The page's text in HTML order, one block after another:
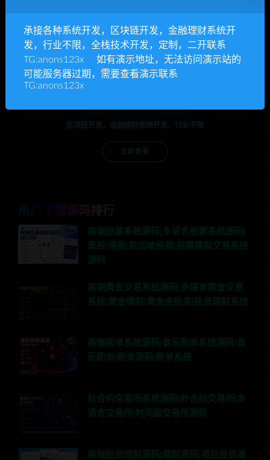
开通VIP或充值联系Telegram客服
立即查看
区块链开发，金融理财系统开发，行业不限
立即查看
用户下载源码排行
高端股票系统源码|多语言股票系统源码|
美股|港股|新加坡股票|股票模拟交易系统
源码
高端黄金交易系统源码|多语言黄金交易
系统|黄金理财|黄金金投资|投资理财系统
高端刷单系统源码|音乐刷单系统源码|音
乐刷单|刷单源码|刷单系统
秒合约交易所系统源码|秒合约交易所|多
语言交易所|时间盘交易所源码
高端投资理财源码|理财源码|项目投资源
承接各种系统开发，区块链开发，金融理财系统开
发，行业不限，全栈技术开发，定制，二开联系
TG:anons123x 如有演示地址，无法访问演示站的
可能服务器过期，需要查看演示联系
TG:anons123x